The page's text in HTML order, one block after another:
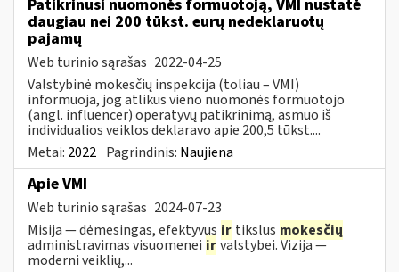
Patikrinusi nuomonės formuotoją, VMI nustatė
daugiau nei 200 tūkst. eurų nedeklaruotų
pajamų
Web turinio sąrašas 2022-04-25
Valstybinė mokesčių inspekcija (toliau – VMI)
informuoja, jog atlikus vieno nuomonės formuotojo
(angl. influencer) operatyvų patikrinimą, asmuo iš
individualios veiklos deklaravo apie 200,5 tūkst....
Metai: 2022 Pagrindinis: Naujiena
Apie VMI
Web turinio sąrašas 2024-07-23
Misija — dėmesingas, efektyvus ir tikslus mokesčių
administravimas visuomenei irvalstybei. Vizija —
moderni veiklių,...